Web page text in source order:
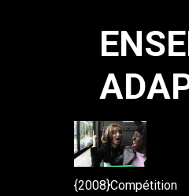
{2008}Compétition